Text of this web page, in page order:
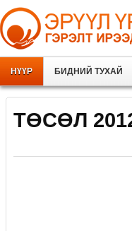
НҮҮР БИДНИЙ ТУХАЙ
ТӨСӨЛ